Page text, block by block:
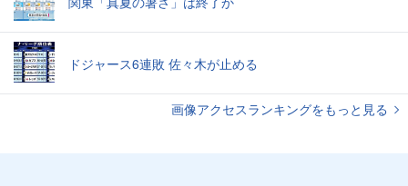
ドジャース6連敗 佐々木が止める
画像アクセスランキングをもっと見る